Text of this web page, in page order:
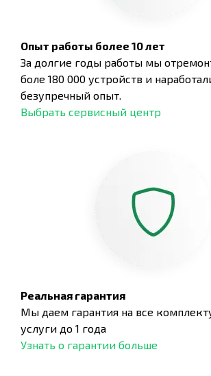
Опыт работы более 10 лет
За долгие годы работы мы
боле 180 000 устройств и
безупречный опыт.
Выбрать сервисный центр
Реальная гарантия
Мы даем гарантия на все
услуги до 1 года
Узнать о гарантии больше